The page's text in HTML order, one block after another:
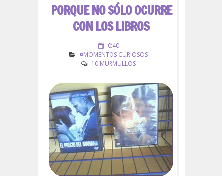
PORQUE NO SÓLO OCURRE
CON LOS LIBROS
0:40
¤MOMENTOS CURIOSOS
10 MURMULLOS